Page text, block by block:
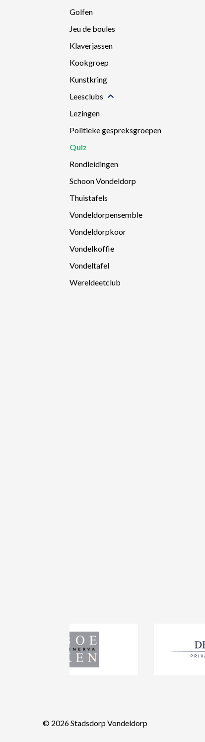
Golfen
Jeu de boules
Klaverjassen
Kookgroep
Kunstkring
Leesclubs
Lezingen
Politieke gespreksgroepen
Quiz
Rondleidingen
Schoon Vondeldorp
Thuistafels
Vondeldorpensemble
Vondeldorpkoor
Vondelkoffie
Vondeltafel
Wereldeetclub
© 2026Stadsdorp Vondeldorp